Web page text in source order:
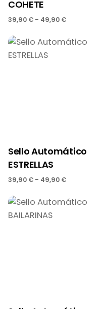
COHETE
39,90 € - 49,90 €
Sello Automático
ESTRELLAS
39,90 € - 49,90 €